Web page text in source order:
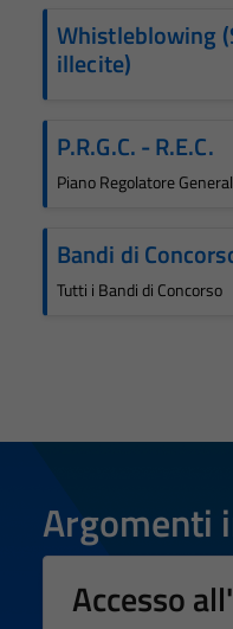
Whistleblowing
illecite)
P.R.G.C. - R.E.C.
Piano Regolatore
Bandi di
Tutti i Bandi di Concorso
Argomenti
Accesso